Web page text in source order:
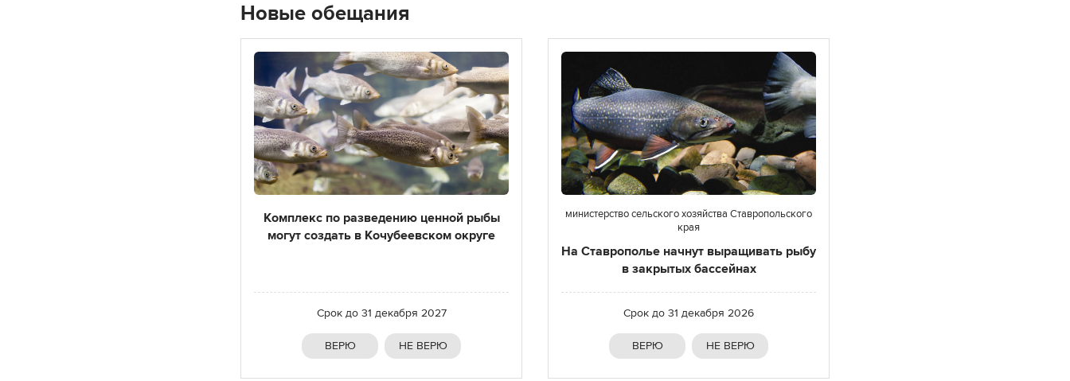
Новые обещания
Комплекс по разведению ценной рыбы
могут создать в Кочубеевском округе
Срок до 31 декабря 2027
ВЕРЮ НЕ ВЕРЮ
министерство сельского хозяйства Ставропольского
края
На Ставрополье начнут выращивать рыбу
в закрытых бассейнах
Срок до 31 декабря 2026
ВЕРЮ НЕ ВЕРЮ